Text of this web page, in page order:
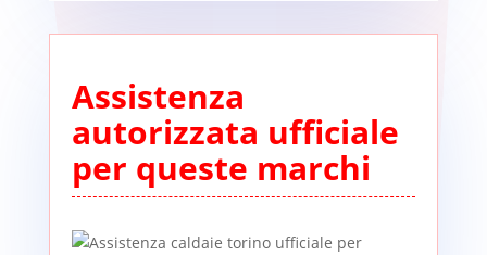
Assistenza
autorizzata ufficiale
per queste marchi